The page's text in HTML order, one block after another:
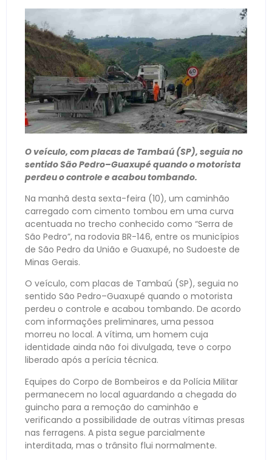
O veículo, com placas de Tambaú (SP), seguia no
sentido São Pedro–Guaxupé quando o motorista
perdeu o controle e acabou tombando.
Na manhã desta sexta-feira (10), um caminhão
carregado com cimento tombou em uma curva
acentuada no trecho conhecido como “Serra de
São Pedro”, na rodovia BR-146, entre os municípios
de São Pedro da União e Guaxupé, no Sudoeste de
Minas Gerais.
O veículo, com placas de Tambaú (SP), seguia no
sentido São Pedro–Guaxupé quando o motorista
perdeu o controle e acabou tombando. De acordo
com informações preliminares, uma pessoa
morreu no local. A vítima, um homem cuja
identidade ainda não foi divulgada, teve o corpo
liberado após a perícia técnica.
Equipes do Corpo de Bombeiros e da Polícia Militar
permanecem no local aguardando a chegada do
guincho para a remoção do caminhão e
verificando a possibilidade de outras vítimas presas
nas ferragens. A pista segue parcialmente
interditada, mas o trânsito flui normalmente.